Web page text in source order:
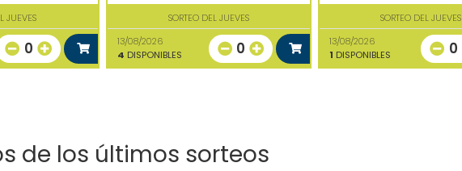
JUEVES
0
SORTEO DEL JUEVES
13/08/2026
4 DISPONIBLES 0
SORTEO DEL JUEVES
13/08/2026
1 DISPONIBLES 0
de los últimos sorteos